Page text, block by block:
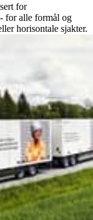
for
for alle formål og
horisontale sjakter.